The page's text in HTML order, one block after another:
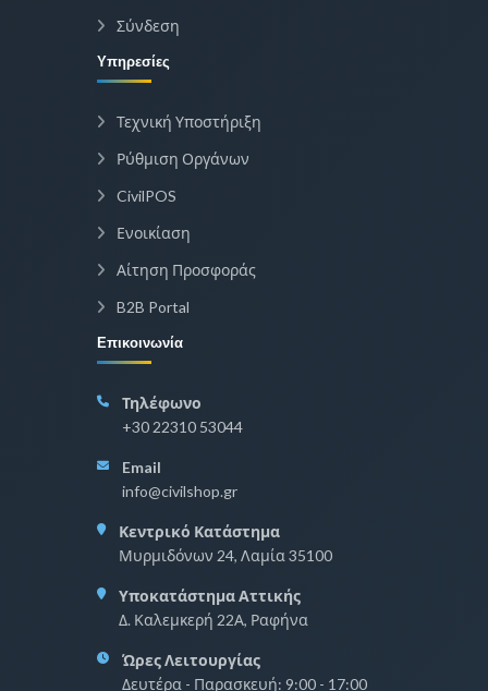
Σύνδεση
Υπηρεσίες
Τεχνική Υποστήριξη
Ρύθμιση Οργάνων
CivilPOS
Ενοικίαση
Αίτηση Προσφοράς
B2B Portal
Επικοινωνία
Τηλέφωνο
+30 22310 53044
Email
info@civilshop.gr
Κεντρικό Κατάστημα
Μυρμιδόνων 24, Λαμία 35100
Υποκατάστημα Αττικής
Δ. Καλεμκερή 22Α, Ραφήνα
Ώρες Λειτουργίας
Δευτέρα - Παρασκευή: 9:00 - 17:00